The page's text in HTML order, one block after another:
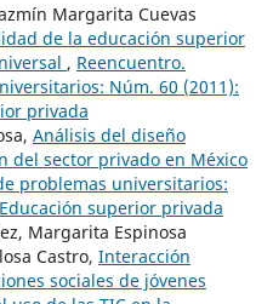
Margarita Cuevas
de la educación superior
, Reencuentro.
Núm. 60 (2011):
privada
Análisis del diseño
del sector privado en México
problemas universitarios:
superior privada
Margarita Espinosa
Castro, Interacción
sociales de jóvenes